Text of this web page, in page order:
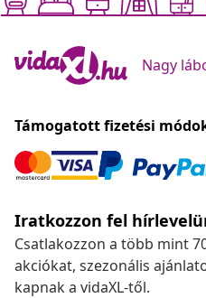
Nagy
Támogatott fizetési
Iratkozzon fel
Csatlakozzon a több mint
akciókat, szezonális
kapnak a vidaXL-től.